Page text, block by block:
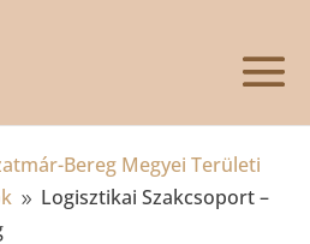
Bereg Megyei Területi
9 Logisztikai Szakcsoport –